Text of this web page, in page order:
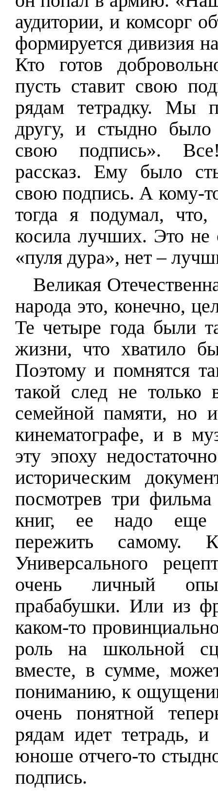
аудитории, и комсорг
формируется дивизия
Кто готов
пусть ставит свою
рядам тетрадку. Мы
другу, и стыдно было
свою подпись».
рассказ. Ему было
свою подпись. А кому-
тогда я подумал, что,
косила лучших. Это не
«пуля дура», нет –
Великая
народа это, конечно,
Те четыре года были
жизни, что хватило
Поэтому и помнятся
такой след не только
семейной памяти, но
кинематографе, и в
эту эпоху
историческим
посмотрев три
книг, ее надо еще
пережить самому.
Универсального
очень личный
прабабушки. Или из
каком-то
роль на школьной
вместе, в сумме,
пониманию, к
очень понятной
рядам идет тетрадь, и
юноше отчего-то
подпись.